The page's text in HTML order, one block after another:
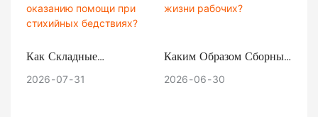
Как Складные
Контейнерные Дома
2026 07 31
Каким Образом Сборные
Контейнерные Дома
2026 06 30